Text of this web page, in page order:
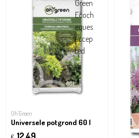
Oh'Green
Universele potgrond 60 l